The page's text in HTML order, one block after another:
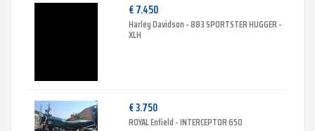
€ 7.450
Harley Davidson - 883 SPORTSTER HUGGER -
XLH
€ 3.750
ROYAL Enfield - INTERCEPTOR 650